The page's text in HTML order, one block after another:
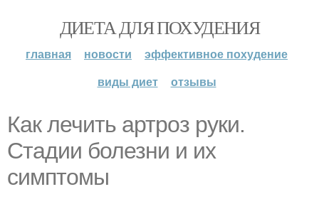
ДИЕТА ДЛЯ ПОХУДЕНИЯ
главная новости
эффективное похудение
виды диет
отзывы
Как лечить артроз руки.
Стадии болезни и их
симптомы